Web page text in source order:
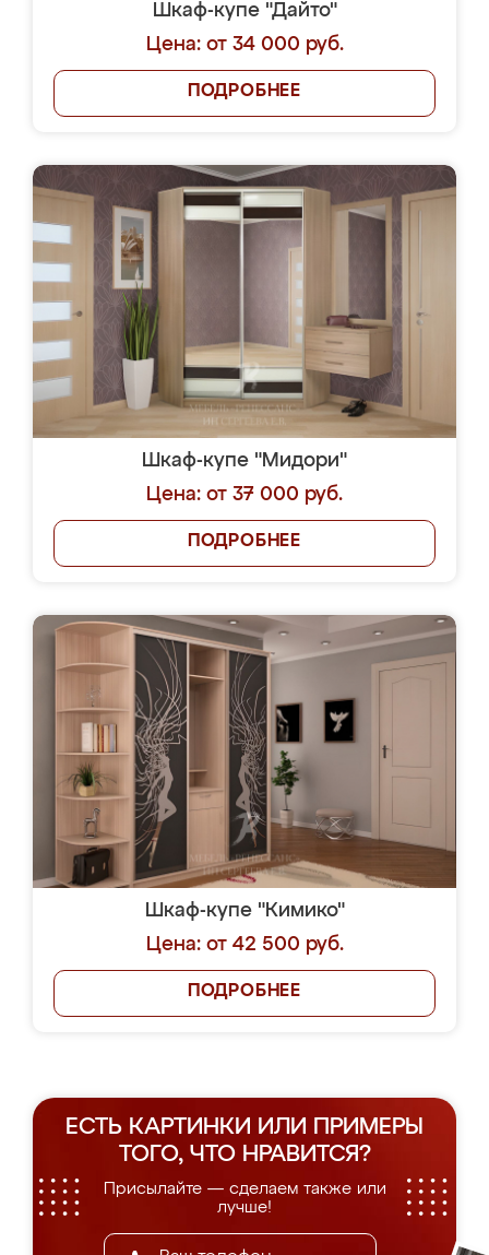
Шкаф-купе "Дайто"
Цена: от 34 000 руб.
ПОДРОБНЕЕ
Шкаф-купе "Мидори"
Цена: от 37 000 руб.
ПОДРОБНЕЕ
Шкаф-купе "Кимико"
Цена: от 42 500 руб.
ПОДРОБНЕЕ
ЕСТЬ КАРТИНКИ ИЛИ ПРИМЕРЫ
ТОГО, ЧТО НРАВИТСЯ?
Присылайте — сделаем также или
лучше!